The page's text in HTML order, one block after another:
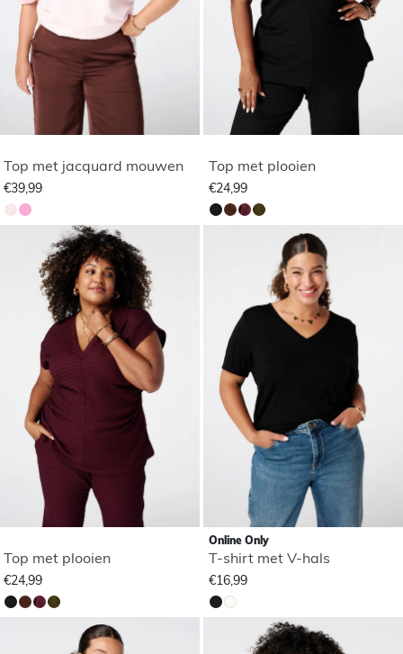
Top met jacquard mouwen
€39,99
Top met plooien
€24,99
Top met plooien
€24,99
Online Only
T-shirt met V-hals
€16,99